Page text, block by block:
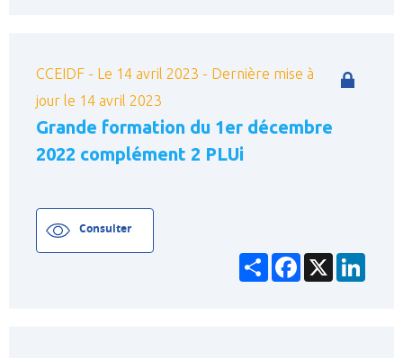
Thèmes de formation :
Aménagement foncier et rural
Carrières
Eau et assainissement
CCEIDF - Le 14 avril 2023 - Dernière mise à
jour le 14 avril 2023
Grande formation du 1er décembre
2022 complément 2 PLUi
Consulter
PartagerFacebook
X